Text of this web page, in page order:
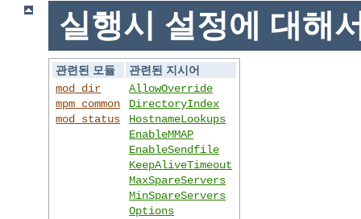
실행시 설정에 대해
관련된 모듈
관련된 지시어
mod_dir
mpm_common
mod_status
AllowOverride
DirectoryIndex
HostnameLookups
EnableMMAP
EnableSendfile
KeepAliveTimeout
MaxSpareServers
MinSpareServers
Options